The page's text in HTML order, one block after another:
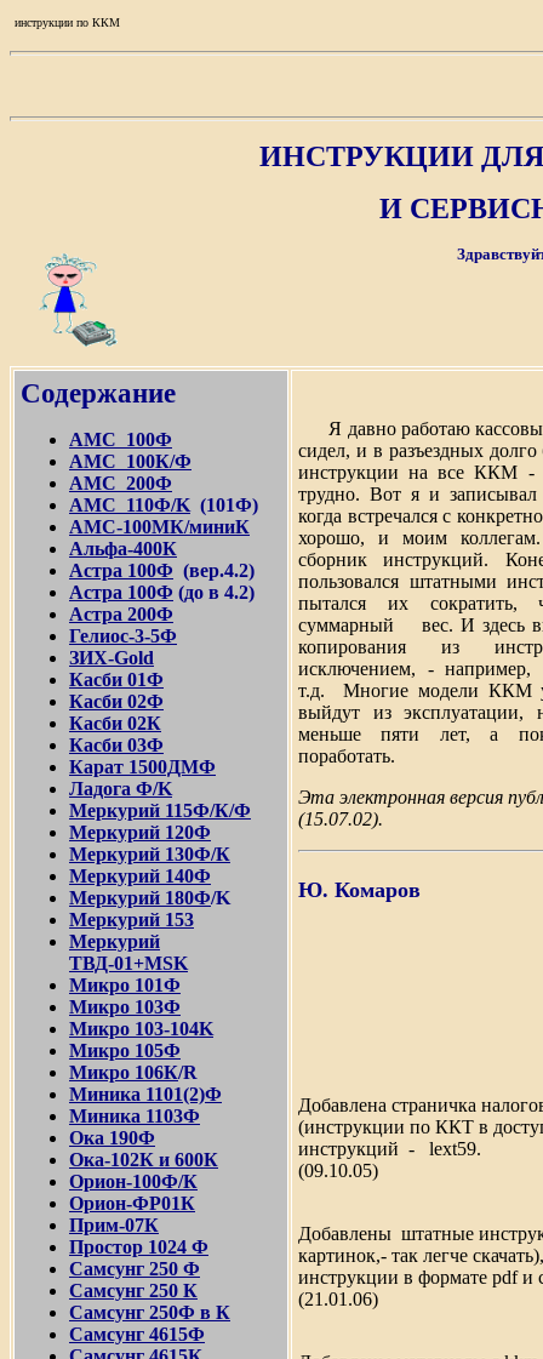
инструкции по ККМ
ИНСТРУКЦИИ
И
Содержание
АМС 100Ф
АМС 100К/Ф
АМС 200Ф
AMC 110Ф/K (101Ф)
АМС-100МК/миниК
Альфа-400К
Астра 100Ф (вер.4.2)
Астра 100Ф (до в 4.2)
Астра 200Ф
Гелиос-3-5Ф
ЗИХ-Gold
Касби 01Ф
Касби 02Ф
Касби 02К
Касби 03Ф
Карат 1500ДМФ
Ладога Ф/K
Меркурий 115Ф/К/Ф
Меркурий 120Ф
Меркурий 130Ф/К
Меркурий 140Ф
Меркурий 180Ф/K
Меркурий 153
Меркурий
ТВД-01+MSK
Микро 101Ф
Микро 103Ф
Микро 103-104K
Микро 105Ф
Микро 106К/R
Миника 1101(2)Ф
Миника 1103Ф
Ока 190Ф
Ока-102К и 600К
Орион-100Ф/К
Орион-ФР01К
Прим-07К
Простор 1024 Ф
Самсунг 250 Ф
Самсунг 250 К
Самсунг 250Ф в К
Самсунг 4615Ф
Я давно работаю
сидел, и в разъездных
инструкции на все ККМ -
трудно. Вот я и
когда встречался с
хорошо, и моим
сборник инструкций.
пользовался штатными
пытался их сократить,
суммарный вес. И здесь
копирования из
исключением, -
т.д. Многие модели ККМ
выйдут из эксплуатации,
меньше пяти лет, а
Эта электронная версия
(15.07.02).
Ю. Комаров
Добавлена страничка
(инструкции по ККТ в
инструкций - lext59.
(09.10.05)
Добавлены штатные
картинок,- так легче скачать)
инструкции в формате pdfи
(21.01.06)